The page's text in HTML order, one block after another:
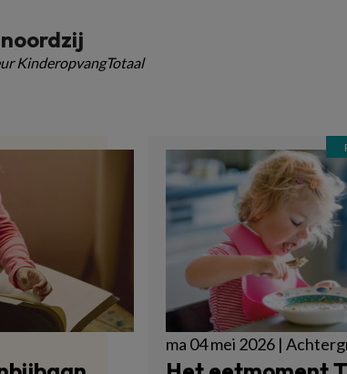
KinderopvangTotaal
ma 04 mei 2026 |